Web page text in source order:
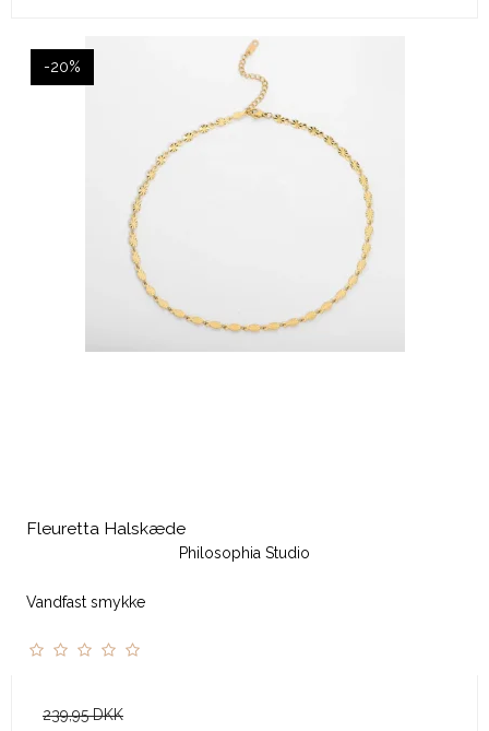
-20%
Fleuretta Halskæde
Philosophia Studio
Vandfast smykke
239,95 DKK